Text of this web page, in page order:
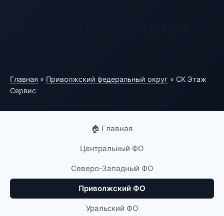
Главная » Приволжский федеральный округ » СК Этаж
Сервис
🏠 Главная
Центральный ФО
Северо-Западный ФО
Приволжский ФО
Уральский ФО